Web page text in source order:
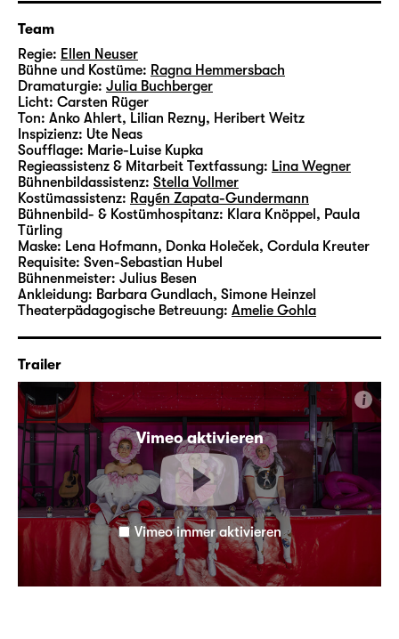
müssen nachdenken
schon wieder (nur an dich)“ ihre mittlerweile
dritte Regiearbeit am Schauspiel Leipzig, die
nach 16 restlos ausverkauften Vorstellungen
noch einmal auf den agra Messepark
zurückkehrt und die sommerliche Wiese
wieder in einen glänzend pinken Jahrmarkt
verwandelt.
Team
Regie: Ellen Neuser
Bühne und Kostüme: Ragna Hemmersbach
Dramaturgie: Julia Buchberger
Licht: Carsten Rüger
Ton: Anko Ahlert, Lilian Rezny, Heribert Weitz
Inspizienz: Ute Neas
Soufflage: Marie-Luise Kupka
Regieassistenz & Mitarbeit Textfassung: Lina Wegner
Bühnenbildassistenz: Stella Vollmer
Kostümassistenz: Rayén Zapata-Gundermann
Bühnenbild- & Kostümhospitanz: Klara Knöppel, Paula
Türling
Maske: Lena Hofmann, Donka Holeček, Cordula Kreuter
Requisite: Sven-Sebastian Hubel
Bühnenmeister: Julius Besen
Ankleidung: Barbara Gundlach, Simone Heinzel
Theaterpädagogische Betreuung: Amelie Gohla
Trailer
Vimeo aktivieren
i
Vimeo immer aktivieren